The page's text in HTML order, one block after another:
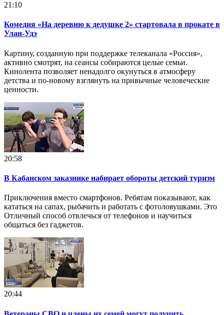
21:10
Комедия «На деревню к дедушке 2» стартовала в прокате в
Улан‑Удэ
Картину, созданную при поддержке телеканала «Россия»,
активно смотрят, на сеансы собираются целые семьи.
Кинолента позволяет ненадолго окунуться в атмосферу
детства и по-новому взглянуть на привычные человеческие
ценности.
20:58
В Кабанском заказнике набирает обороты детский туризм
Приключения вместо смартфонов. Ребятам показывают, как
кататься на сапах, рыбачить и работать с фотоловушками. Это
Отличный способ отвлечься от телефонов и научиться
общаться без гаджетов.
20:44